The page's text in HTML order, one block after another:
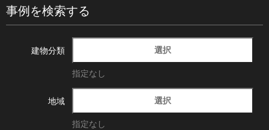
事例を検索する
建物分類 選択
指定なし
地域 選択
指定なし